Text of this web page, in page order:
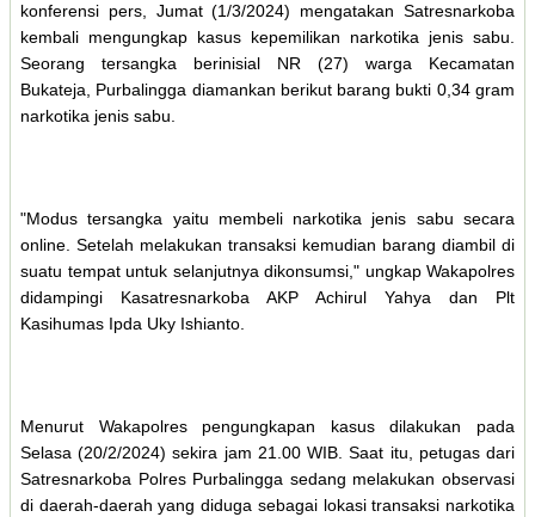
konferensi pers, Jumat (1/3/2024) mengatakan Satresnarkoba
kembali mengungkap kasus kepemilikan narkotika jenis sabu.
Seorang tersangka berinisial NR (27) warga Kecamatan
Bukateja, Purbalingga diamankan berikut barang bukti 0,34 gram
narkotika jenis sabu.
"Modus tersangka yaitu membeli narkotika jenis sabu secara
online. Setelah melakukan transaksi kemudian barang diambil di
suatu tempat untuk selanjutnya dikonsumsi," ungkap Wakapolres
didampingi Kasatresnarkoba AKP Achirul Yahya dan Plt
Kasihumas Ipda Uky Ishianto.
Menurut Wakapolres pengungkapan kasus dilakukan pada
Selasa (20/2/2024) sekira jam 21.00 WIB. Saat itu, petugas dari
Satresnarkoba Polres Purbalingga sedang melakukan observasi
di daerah-daerah yang diduga sebagai lokasi transaksi narkotika